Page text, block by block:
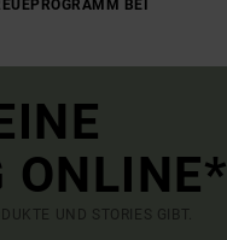
BEI
ONLINE*
UND STORIES GIBT.